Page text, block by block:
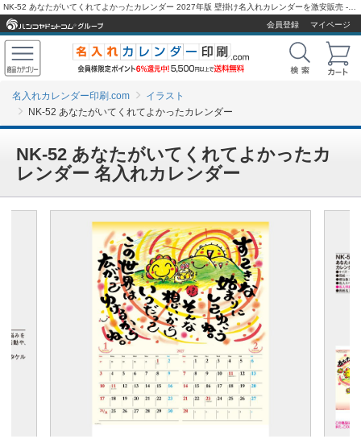
会員登録
マイページ
名入れカレンダー印刷.com
イラスト
NK-52 あなたがいてくれてよかったカレンダー
NK-52 あなたがいてくれてよかったカ
レンダー 名入れカレンダー